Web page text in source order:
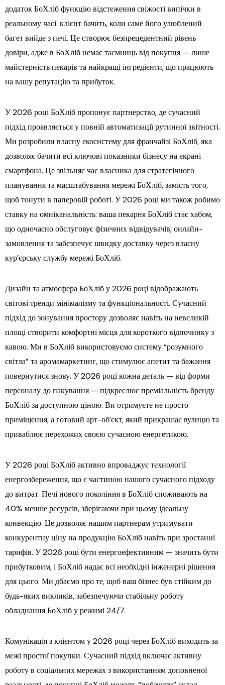
додаток БоХліб функцію відстеження свіжості випічки в
реальному часі: клієнт бачить, коли саме його улюблений
багет вийде з печі. Це створює безпрецедентний рівень
довіри, адже в БоХліб немає таємниць від покупця — лише
майстерність пекарів та найкращі інгредієнти, що працюють
на вашу репутацію та прибуток.
У 2026 році БоХліб пропонує партнерство, де сучасний
підхід проявляється у повній автоматизації рутинної звітності.
Ми розробили власну екосистему для франчайзі БоХліб, яка
дозволяє бачити всі ключові показники бізнесу на екрані
смартфона. Це звільняє час власника для стратегічного
планування та масштабування мережі БоХліб, замість того,
щоб тонути в паперовій роботі. У 2026 році ми також робимо
ставку на омніканальність: ваша пекарня БоХліб стає хабом,
що одночасно обслуговує фізичних відвідувачів, онлайн-
замовлення та забезпечує швидку доставку через власну
кур’єрську службу мережі БоХліб.
Дизайн та атмосфера БоХліб у 2026 році відображають
світові тренди мінімалізму та функціональності. Сучасний
підхід до зонування простору дозволяє навіть на невеликій
площі створити комфортні місця для короткого відпочинку з
кавою. Ми в БоХліб використовуємо систему “розумного
світла” та аромамаркетинг, що стимулює апетит та бажання
повернутися знову. У 2026 році кожна деталь — від форми
персоналу до пакування — підкреслює преміальність бренду
БоХліб за доступною ціною. Ви отримуєте не просто
приміщення, а готовий арт-об’єкт, який прикрашає вулицю та
приваблює перехожих своєю сучасною енергетикою.
У 2026 році БоХліб активно впроваджує технології
енергозбереження, що є частиною нашого сучасного підходу
до витрат. Печі нового покоління в БоХліб споживають на
40% менше ресурсів, зберігаючи при цьому ідеальну
конвекцію. Це дозволяє нашим партнерам утримувати
конкурентну ціну на продукцію БоХліб навіть при зростанні
тарифів. У 2026 році бути енергоефективним — значить бути
прибутковим, і БоХліб надає всі необхідні інженерні рішення
для цього. Ми дбаємо про те, щоб ваш бізнес був стійким до
будь-яких викликів, забезпечуючи стабільну роботу
обладнання БоХліб у режимі 24/7.
Комунікація з клієнтом у 2026 році через БоХліб виходить за
межі простої покупки. Сучасний підхід включає активну
роботу в соціальних мережах з використанням доповненої